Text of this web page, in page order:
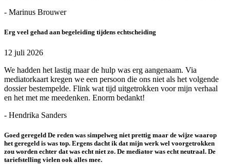
- Marinus Brouwer
Erg veel gehad aan begeleiding tijdens echtscheiding
12 juli 2026
We hadden het lastig maar de hulp was erg aangenaam. Via
mediatorkaart kregen we een persoon die ons niet als het volgende
dossier bestempelde. Flink wat tijd uitgetrokken voor mijn verhaal
en het met me meedenken. Enorm bedankt!
- Hendrika Sanders
Goed geregeld De reden was simpelweg niet prettig maar de wijze waarop
het geregeld is was top. Ergens dacht ik dat mijn werk wel voorgetrokken
zou worden echter dat was echt niet zo. De mediator was echt neutraal. De
tariefstelling vielen ook alles mee.